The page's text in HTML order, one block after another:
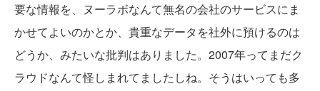
要な情報を、ヌーラボなんて無名の会社のサービスにま
かせてよいのかとか、貴重なデータを社外に預けるのは
どうか、みたいな批判はありました。2007年ってまだク
ラウドなんて怪しまれてましたしね。そうはいっても多